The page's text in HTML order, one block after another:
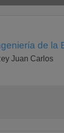
de la
Juan Carlos